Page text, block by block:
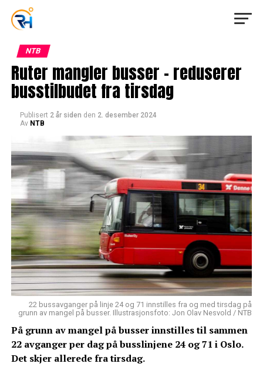
NTB
Ruter mangler busser – reduserer
busstilbudet fra tirsdag
Publisert 2 år siden den 2. desember 2024
Av NTB
22 bussavganger på linje 24 og 71 innstilles fra og med tirsdag på
grunn av mangel på busser. Illustrasjonsfoto: Jon Olav Nesvold / NTB
På grunn av mangel på busser innstilles til sammen
22 avganger per dag på busslinjene 24 og 71 i Oslo.
Det skjer allerede fra tirsdag.